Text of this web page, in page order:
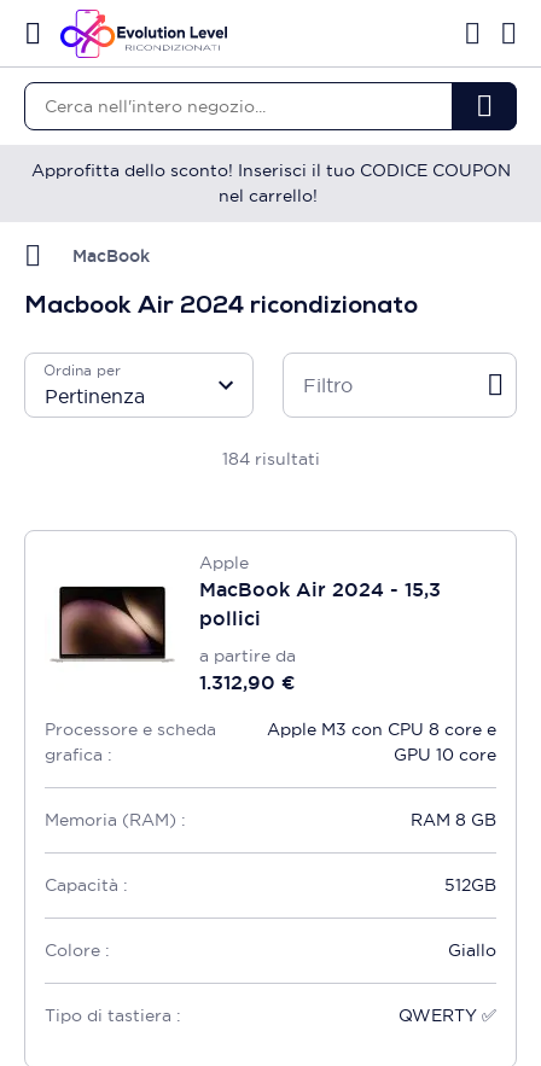
Approfitta dello sconto! Inserisci il tuo CODICE COUPON
nel carrello!
MacBook
Macbook Air 2024 ricondizionato
184risultati
Ordina per
Filtro
Apple
MacBook Air 2024 - 15,3
pollici
a partire da
1.312,90 €
Processore e scheda
grafica :
Apple M3 con CPU 8 core e
GPU 10 core
Memoria (RAM) : RAM 8 GB
Capacità : 512GB
Colore : Giallo
Tipo di tastiera : QWERTY ✅